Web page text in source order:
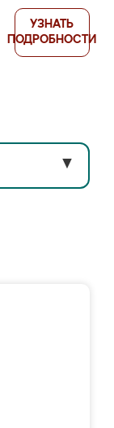
УЗНАТЬ
ПОДРОБНОСТИ
▼